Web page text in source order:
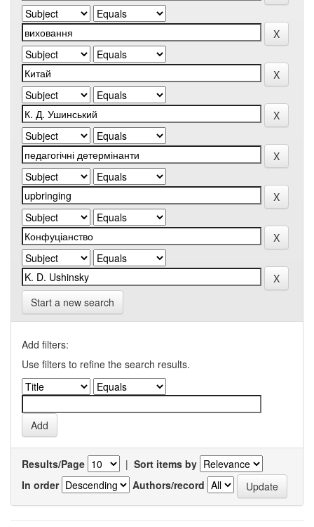
Start a new search
Add filters:
Use filters to refine the search results.
Results/Page | Sort items by
In order
Authors/record